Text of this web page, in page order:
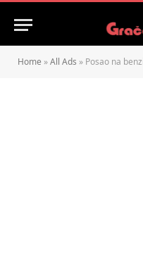
Home »All Ads » Posao na